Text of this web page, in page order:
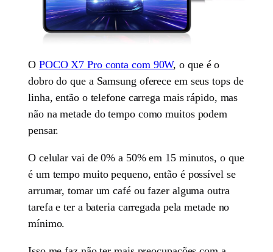
O POCO X7 Pro conta com 90W, o que é o
dobro do que a Samsung oferece em seus tops de
linha, então o telefone carrega mais rápido, mas
não na metade do tempo como muitos podem
pensar.
O celular vai de 0% a 50% em 15 minutos, o que
é um tempo muito pequeno, então é possível se
arrumar, tomar um café ou fazer alguma outra
tarefa e ter a bateria carregada pela metade no
mínimo.